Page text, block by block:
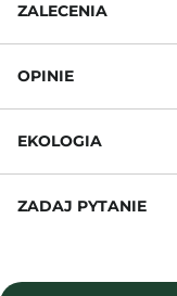
ZALECENIA
OPINIE
EKOLOGIA
ZADAJ PYTANIE